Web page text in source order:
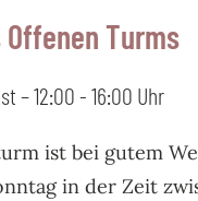
Offenen Turms
– 12:00-16:00 Uhr
ist bei gutem
in der Zeit